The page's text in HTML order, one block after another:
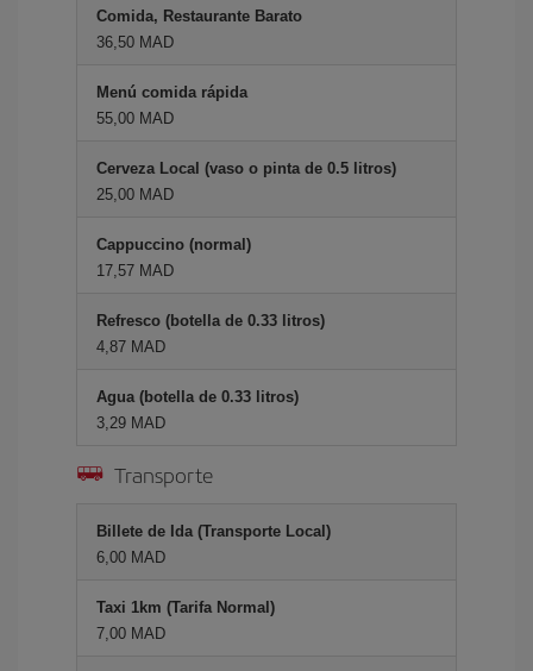
Comida, Restaurante Barato
36,50 MAD
Menú comida rápida
55,00 MAD
Cerveza Local (vaso o pinta de 0.5 litros)
25,00 MAD
Cappuccino (normal)
17,57 MAD
Refresco (botella de 0.33 litros)
4,87 MAD
Agua (botella de 0.33 litros)
3,29 MAD
Transporte
Billete de Ida (Transporte Local)
6,00 MAD
Taxi 1km (Tarifa Normal)
7,00 MAD